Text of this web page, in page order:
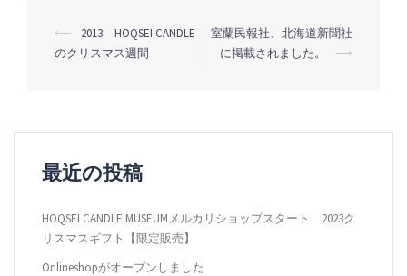
投
稿
ー
ョ
ン
⟵
2013 HOQSEI CANDLE
のクリスマス週間
室蘭民報社、北海道新聞社
に掲載されました。
⟶
最近の投稿
HOQSEI CANDLE MUSEUMメルカリショップスタート 2023ク
リスマスギフト【限定販売】
Onlineshopがオープンしました